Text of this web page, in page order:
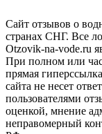
Сайт отзывов о
странах СНГ. Все
Otzovik-na-vode.ru
При полном или
прямая
сайта не несет
пользователями
оценкой, мнение
неправомерный